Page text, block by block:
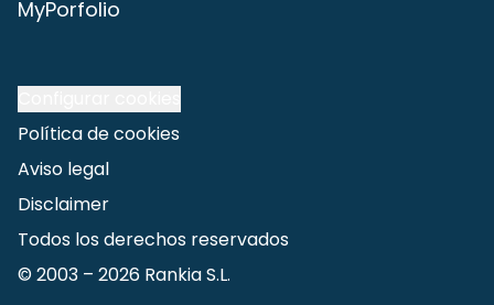
MyPorfolio
Política de cookies
Aviso legal
Disclaimer
Todos los derechos reservados
© 2003 – 2026 Rankia S.L.